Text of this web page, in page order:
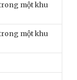
một khu
một khu